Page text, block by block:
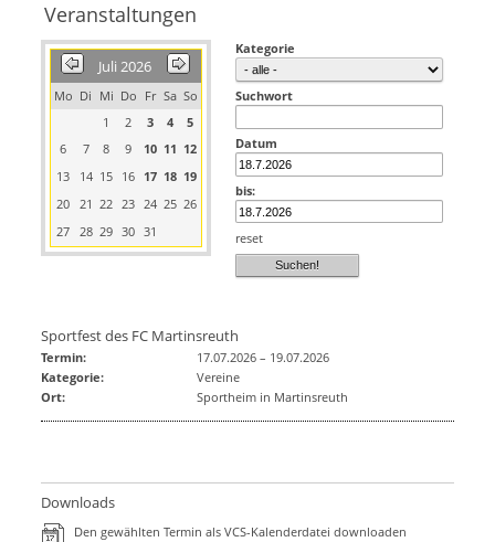
Veranstaltungen
Juli 2026
Mo Di Mi Do Fr Sa So
1
2 3 4
5
6
7 8 9 10 11 12
13
14 15 16 17 18 19
20
21 22 23 24 25 26
27
28 29 30 31
Kategorie
Suchwort
Datum
bis:
reset
Sportfest des FC Martinsreuth
Termin: 17.07.2026– 19.07.2026
Kategorie:
Vereine
Ort:
Sportheim in Martinsreuth
Downloads
Den gewählten Termin als VCS-Kalenderdatei downloaden